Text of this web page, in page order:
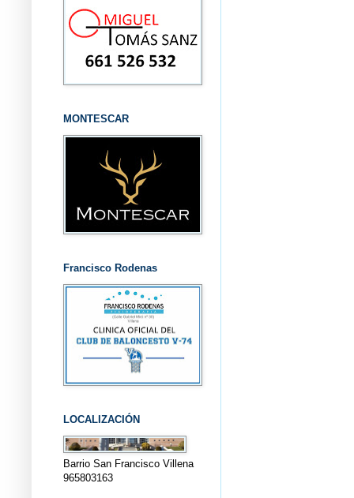
MONTESCAR
Francisco Rodenas
LOCALIZACIÓN
Barrio San Francisco Villena
965803163